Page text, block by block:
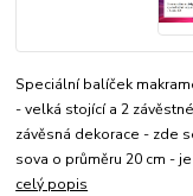
Speciální balíček
- velká stojící a 2
závěsná dekorace - zde
sova o průměru 20 cm -
celý popis